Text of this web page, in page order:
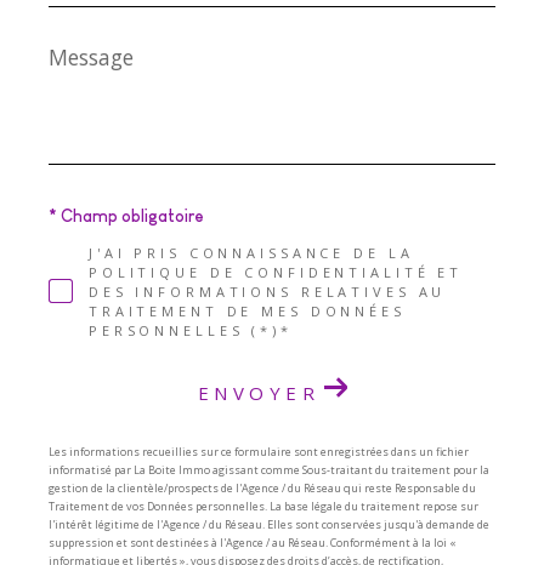
Message
*
J'AI PRIS CONNAISSANCE DE LA
POLITIQUE DE CONFIDENTIALITÉ ET
DES INFORMATIONS RELATIVES AU
TRAITEMENT DE MES DONNÉES
PERSONNELLES (*)*
* Champ obligatoire
ENVOYER
Les informations recueillies sur ce formulaire sont enregistrées dans un fichier
informatisé par La Boite Immo agissant comme Sous-traitant du traitement pour la
gestion de la clientèle/prospects de l'Agence / du Réseau qui reste Responsable du
Traitement de vos Données personnelles. La base légale du traitement repose sur
l'intérêt légitime de l'Agence / du Réseau. Elles sont conservées jusqu'à demande de
suppression et sont destinées à l'Agence / au Réseau. Conformément à la loi «
informatique et libertés », vous disposez des droits d’accès, de rectification,